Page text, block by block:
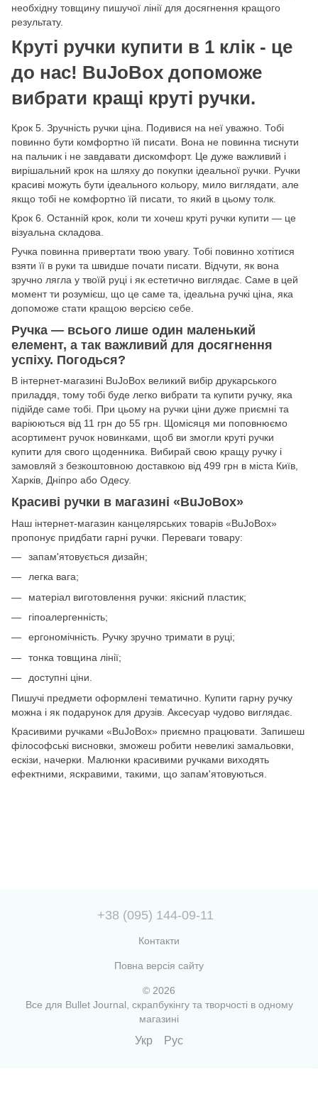
необхідну товщину пишучої лінії для досягнення кращого
результату.
Круті ручки купити в 1 клік - це
до нас! BuJoBox допоможе
вибрати кращі круті ручки.
Крок 5. Зручність ручки ціна. Подивися на неї уважно. Тобі
повинно бути комфортно їй писати. Вона не повинна тиснути
на пальчик і не завдавати дискомфорт. Це дуже важливий і
вирішальний крок на шляху до покупки ідеальної ручки. Ручки
красиві можуть бути ідеального кольору, мило виглядати, але
якщо тобі не комфортно їй писати, то який в цьому толк.
Крок 6. Останній крок, коли ти хочеш круті ручки купити — це
візуальна складова.
Ручка повинна привертати твою увагу. Тобі повинно хотітися
взяти її в руки та швидше почати писати. Відчути, як вона
зручно лягла у твоїй руці і як естетично виглядає. Саме в цей
момент ти розумієш, що це саме та, ідеальна ручкі ціна, яка
допоможе стати кращою версією себе.
Ручка — всього лише один маленький
елемент, а так важливий для досягнення
успіху. Погодься?
В інтернет-магазині BuJoBox великий вибір друкарського
приладдя, тому тобі буде легко вибрати та купити ручку, яка
підійде саме тобі. При цьому на ручки ціни дуже приємні та
варіюються від 11 грн до 55 грн. Щомісяця ми поповнюємо
асортимент ручок новинками, щоб ви змогли круті ручки
купити для свого щоденника. Вибирай свою кращу ручку і
замовляй з безкоштовною доставкою від 499 грн в міста Київ,
Харків, Дніпро або Одесу.
Красиві ручки в магазині «BuJoBox»
Наш інтернет-магазин канцелярських товарів «BuJoBox»
пропонує придбати гарні ручки. Переваги товару:
запам'ятовується дизайн;
легка вага;
матеріал виготовлення ручки: якісний пластик;
гіпоалергенність;
ергономічність. Ручку зручно тримати в руці;
тонка товщина лінії;
доступні ціни.
Пишучі предмети оформлені тематично. Купити гарну ручку
можна і як подарунок для друзів. Аксесуар чудово виглядає.
Красивими ручками «BuJoBox» приємно працювати. Запишеш
філософські висновки, зможеш робити невеликі замальовки,
ескізи, начерки. Малюнки красивими ручками виходять
ефектними, яскравими, такими, що запам'ятовуються.
+38 (095) 144-09-11
Контакти
Повна версія сайту
© 2026
Все для Bullet Journal, скрапбукінгу та творчості в одному
магазині
Укр Рус